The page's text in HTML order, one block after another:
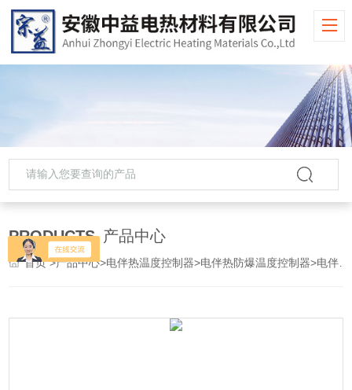
PRODUCTS 产品中心
首页>产品中心>电伴热温度控制器>电伴热防爆温度控制器>电伴热防爆温度控制器